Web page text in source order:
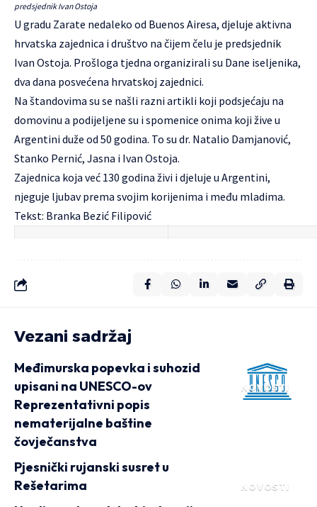
predsjednik Ivan Ostoja
U gradu Zarate nedaleko od Buenos Airesa, djeluje aktivna
hrvatska zajednica i društvo na čijem čelu je predsjednik
Ivan Ostoja. Prošloga tjedna organizirali su Dane iseljenika,
dva dana posvećena hrvatskoj zajednici.
Na štandovima su se našli razni artikli koji podsjećaju na
domovinu a podijeljene su i spomenice onima koji žive u
Argentini duže od 50 godina. To su dr. Natalio Damjanović,
Stanko Pernić, Jasna i Ivan Ostoja.
Zajednica koja već 130 godina živi i djeluje u Argentini,
njeguje ljubav prema svojim korijenima i među mladima.
Tekst: Branka Bezić Filipović
Vezani sadržaj
NOVOSTI
Međimurska popevka i suhozid
upisani na UNESCO-ov
Reprezentativni popis
nematerijalne baštine
čovječanstva
NOVOSTI
Pjesnički rujanski susret u
Rešetarima